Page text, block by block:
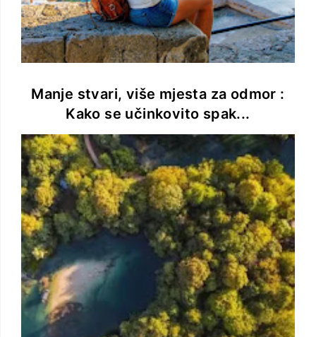
Manje stvari, više mjesta za odmor :
Kako se učinkovito spak...